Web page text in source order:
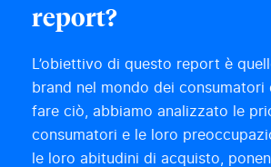
report?
L’obiettivo di questo report è
brand nel mondo dei consumatori
fare ciò, abbiamo analizzato le
consumatori e le loro
le loro abitudini di acquisto,